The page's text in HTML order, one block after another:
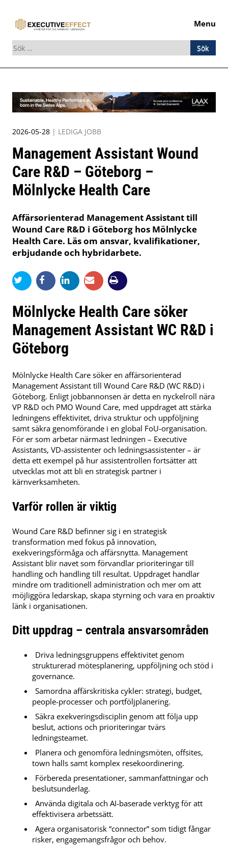
Menu
Sök
efter:
content
2026-05-28 | LEDIGA JOBB
Management Assistant Wound
Care R&D – Göteborg –
Mölnlycke Health Care
Affärsorienterad Management Assistant till
Wound Care R&D i Göteborg hos Mölnlycke
Health Care. Läs om ansvar, kvalifikationer,
erbjudande och hybridarbete.
Mölnlycke Health Care söker
Management Assistant WC R&D i
Göteborg
Mölnlycke Health Care söker en affärsorienterad
Management Assistant till Wound Care R&D (WC R&D) i
Göteborg. Enligt jobbannonsen är detta en nyckelroll nära
VP R&D och PMO Wound Care, med uppdraget att stärka
ledningens effektivitet, driva struktur och uppföljning
samt säkra genomförande i en global FoU-organisation.
För er som arbetar närmast ledningen – Executive
Assistants, VD-assistenter och ledningsassistenter – är
detta ett exempel på hur assistentrollen fortsätter att
utvecklas mot att bli en strategisk partner i
kärnverksamheten.
Varför rollen är viktig
Wound Care R&D befinner sig i en strategisk
transformation med fokus på innovation,
exekveringsförmåga och affärsnytta. Management
Assistant blir navet som förvandlar prioriteringar till
handling och handling till resultat. Uppdraget handlar
mindre om traditionell administration och mer om att
möjliggöra ledarskap, skapa styrning och vara en proaktiv
länk i organisationen.
Ditt uppdrag – centrala ansvarsområden
Driva ledningsgruppens effektivitet genom
strukturerad mötesplanering, uppföljning och stöd i
governance.
Samordna affärskritiska cykler: strategi, budget,
people-processer och portföljplanering.
Säkra exekveringsdisciplin genom att följa upp
beslut, actions och prioriteringar tvärs
ledningsteamet.
Planera och genomföra ledningsmöten, offsites,
town halls samt komplex resekoordinering.
Förbereda presentationer, sammanfattningar och
beslutsunderlag.
Använda digitala och AI-baserade verktyg för att
effektivisera arbetssätt.
Agera organisatorisk “connector” som tidigt fångar
risker, engagemangsfrågor och behov.